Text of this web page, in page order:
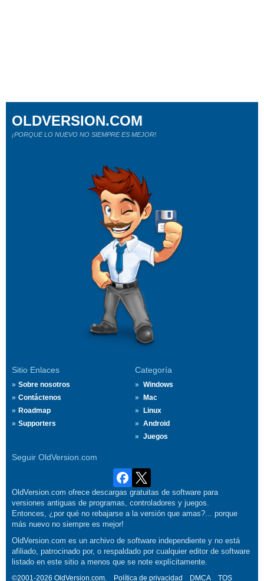
Sitio Enlaces
Sobre nosotros
Contáctenos
Roadmap
Supporters
Categoría
Windows
Mac
Linux
Android
Juegos
Seguir OldVersion.com
OLDVERSION.COM
¡PORQUE LO NUEVO NO SIEMPRE ES MEJOR!
OldVersion.com ofrece descargas gratuitas de software para
versiones antiguas de programas, controladores y juegos.
Entonces, ¿por qué no rebajarse a la versión que amas?... porque
más nuevo no siempre es mejor!
OldVersion.com es un archivo de software independiente y no está
afiliado, patrocinado por, o respaldado por cualquier editor de software
listado en este sitio a menos que se note explícitamente.
©2001-2026 OldVersion.com. Política de privacidad DMCA TOS